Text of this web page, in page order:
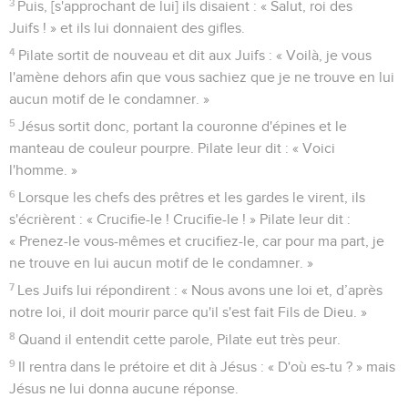
3 Puis, [s'approchant de lui] ils disaient : « Salut, roi des
Juifs ! » et ils lui donnaient des gifles.
4 Pilate sortit de nouveau et dit aux Juifs : « Voilà, je vous
l'amène dehors afin que vous sachiez que je ne trouve en lui
aucun motif de le condamner. »
5 Jésus sortit donc, portant la couronne d'épines et le
manteau de couleur pourpre. Pilate leur dit : « Voici
l'homme. »
6 Lorsque les chefs des prêtres et les gardes le virent, ils
s'écrièrent : « Crucifie-le ! Crucifie-le ! » Pilate leur dit :
« Prenez-le vous-mêmes et crucifiez-le, car pour ma part, je
ne trouve en lui aucun motif de le condamner. »
7 Les Juifs lui répondirent : « Nous avons une loi et, d’après
notre loi, il doit mourir parce qu'il s'est fait Fils de Dieu. »
8 Quand il entendit cette parole, Pilate eut très peur.
9 Il rentra dans le prétoire et dit à Jésus : « D'où es-tu ? » mais
Jésus ne lui donna aucune réponse.